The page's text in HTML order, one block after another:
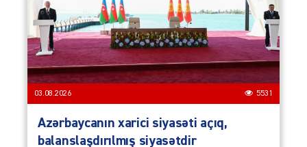
03.08.2026 5531
Azərbaycanın xarici siyasəti açıq,
balanslaşdırılmış siyasətdir